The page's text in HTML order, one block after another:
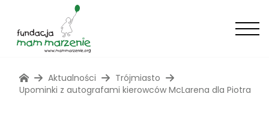
Aktualności
Trójmiasto
Upominki z autografami kierowców McLarena dla Piotra